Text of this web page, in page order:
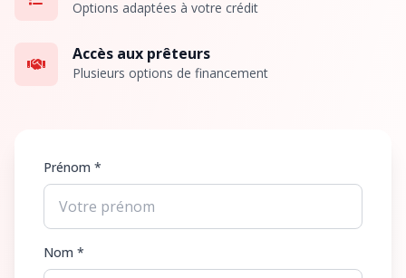
Options adaptées à votre crédit
Accès aux prêteurs
Plusieurs options de financement
Prénom *
Nom *